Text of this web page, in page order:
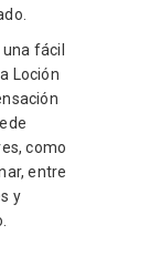
fácil
Loción
como
entre
y